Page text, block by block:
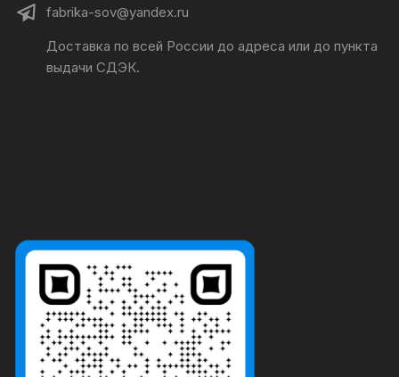
fabrika-sov@yandex.ru
Доставка по всей России до адреса или до пункта
выдачи СДЭК.